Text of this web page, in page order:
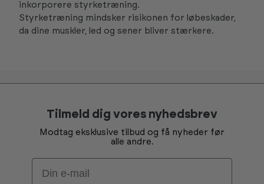
inkorporere styrketræning.
Styrketræning mindsker risikonen for løbeskader,
da dine muskler, led og sener bliver stærkere.
Tilmeld dig vores nyhedsbrev
Modtag eksklusive tilbud og få nyheder før
alle andre.
Email